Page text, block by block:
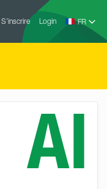
S’inscrire Login
Al